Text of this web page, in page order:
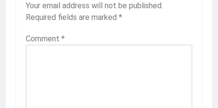
Your email address will not be published.
Required fields are marked *
Comment *